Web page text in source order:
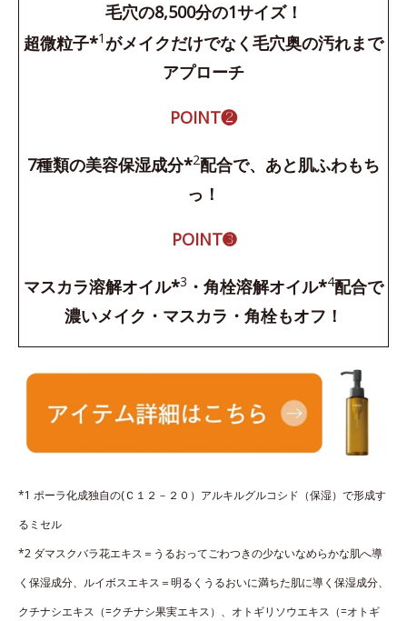
毛穴の8,500分の1サイズ！
超微粒子*1 がメイクだけでなく毛穴奥の汚れまで
アプローチ
POINT❷
7種類の美容保湿成分*2配合で、あと肌ふわもち
っ！
POINT➌
マスカラ溶解オイル*3 ・角栓溶解オイル*4配合で
濃いメイク・マスカラ・角栓もオフ！
*1 ポーラ化成独自の(Ｃ１２－２０）アルキルグルコシド（保湿）で形成す
るミセル
*2 ダマスクバラ花エキス＝うるおってごわつきの少ないなめらかな肌へ導
く保湿成分、ルイボスエキス＝明るくうるおいに満ちた肌に導く保湿成分、
クチナシエキス（=クチナシ果実エキス）、オトギリソウエキス（=オトギ